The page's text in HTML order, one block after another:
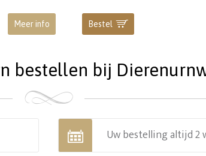
Meer info Bestel
bestellen bij
Uw bestelling altijd 2